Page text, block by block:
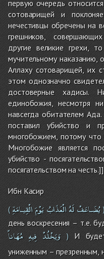
первую очередь
сотоварищей и
нечестивцы обречены на
грешников,
другие великие грехи,
мучительному наказанию,
Аллаху сотоварищей, их
этом однозначно
достоверные хадисы.
единобожия, несмотря
навсегда обитателем
поставил убийство и
многобожием, потому что
Многобожие является
убийство -
посягательством на честь.]]
Ибн Касир
( يُضَـاعَفْلَهُالْعَذَابُيَوْمَالْقِيـامَةِ
день воскресения – т.е.
وَيَخْلُدْ فِيهِ مُهَاناً )И
униженным – презренным,